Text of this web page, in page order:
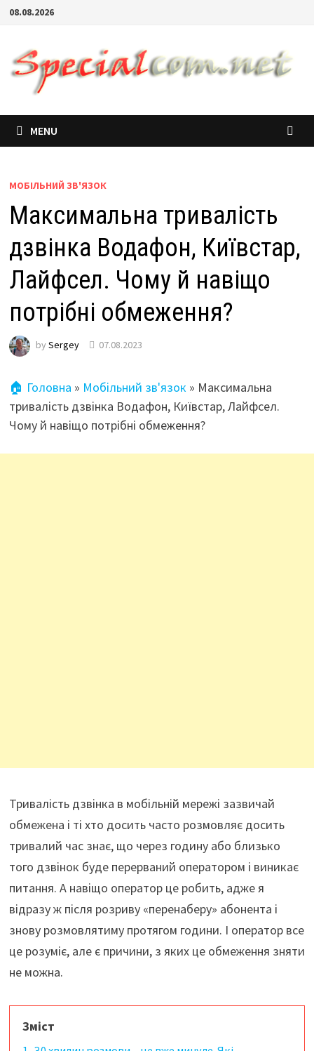
08.08.2026
MENU
МОБІЛЬНИЙ ЗВ'ЯЗОК
Максимальна тривалість
дзвінка Водафон, Київстар,
Лайфсел. Чому й навіщо
потрібні обмеження?
by Sergey 07.08.2023
🏠 Головна » Мобільний зв'язок » Максимальна
тривалість дзвінка Водафон, Київстар, Лайфсел.
Чому й навіщо потрібні обмеження?
Тривалість дзвінка в мобільній мережі зазвичай
обмежена і ті хто досить часто розмовляє досить
тривалий час знає, що через годину або близько
того дзвінок буде перерваний оператором і виникає
питання. А навіщо оператор це робить, адже я
відразу ж після розриву «перенаберу» абонента і
знову розмовлятиму протягом години. І оператор все
це розуміє, але є причини, з яких це обмеження зняти
не можна.
Зміст